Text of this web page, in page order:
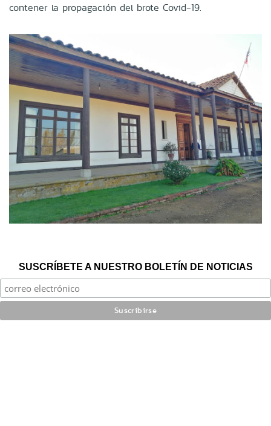
contener la propagación del brote Covid-19.
SUSCRÍBETE A NUESTRO BOLETÍN DE NOTICIAS